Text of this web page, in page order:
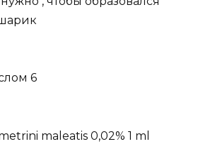
6
maleatis 0,02% 1 ml